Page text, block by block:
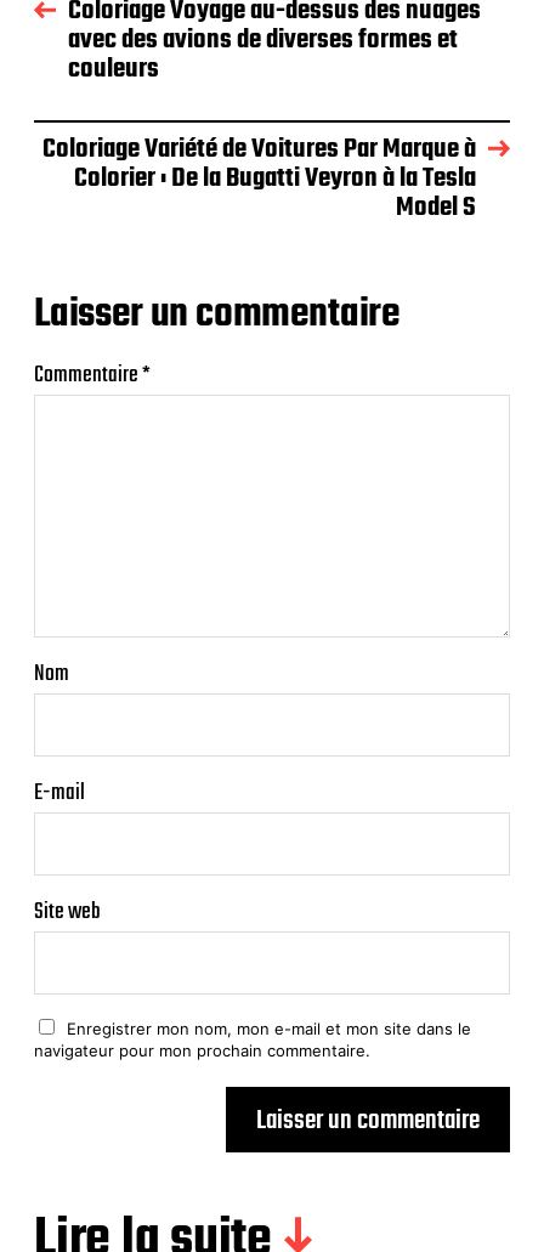
Coloriage Voyage au-dessus des nuages
avec des avions de diverses formes et
couleurs
Coloriage Variété de Voitures Par Marque à
Colorier : De la Bugatti Veyron à la Tesla
Model S
Laisser un commentaire
Commentaire*
Nom
E-mail
Site web
Enregistrer mon nom, mon e-mail et mon site dans le
navigateur pour mon prochain commentaire.